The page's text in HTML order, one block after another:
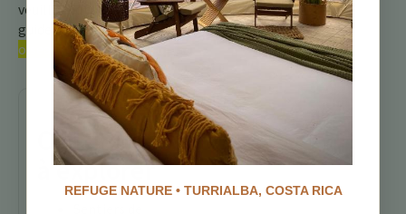
veuillez consulter notre
guide complet sur les
oiseaux du Costa Rica
Continuez
à explorer
REFUGE NATURE • TURRIALBA, COSTA RICA